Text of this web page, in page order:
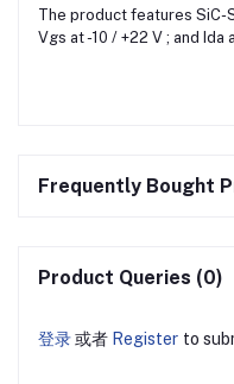
The product features SiC-
Vgs at -10 / +22 V ; and Ida
Frequently Bought
Product Queries (0)
登录或者 Register to